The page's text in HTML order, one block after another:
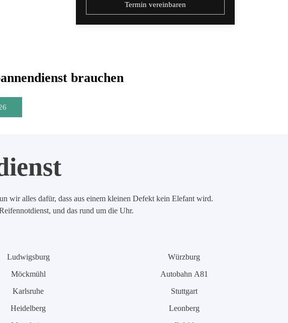
Termin vereinbaren
brauchen
wir alles dafür, dass aus einem kleinen Defekt kein Elefant wird.
und das rund um die Uhr.
Ludwigsburg
Möckmühl
Karlsruhe
Heidelberg
Würzburg
Autobahn A81
Stuttgart
Leonberg